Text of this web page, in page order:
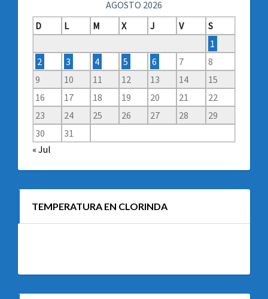
AGOSTO 2026
D
L M X J V
S
1
2
3 4 5 6 7
8
9
10 11 12 13 14
15
16
17 18 19 20 21
22
23
24 25 26 27 28
29
30
31
« Jul
TEMPERATURA EN CLORINDA